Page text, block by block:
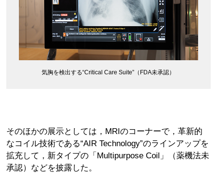
気胸を検出する“Critical Care Suite”（FDA未承認）
そのほかの展示としては，MRIのコーナーで，革新的
なコイル技術である“AIR Technology”のラインアップを
拡充して，新タイプの「Multipurpose Coil」（薬機法未
承認）などを披露した。